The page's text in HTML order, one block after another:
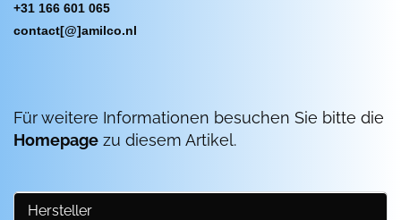
+31 166 601 065
contact[@]amilco.nl
Für weitere Informationen besuchen Sie bitte die
Homepage zu diesem Artikel.
Hersteller